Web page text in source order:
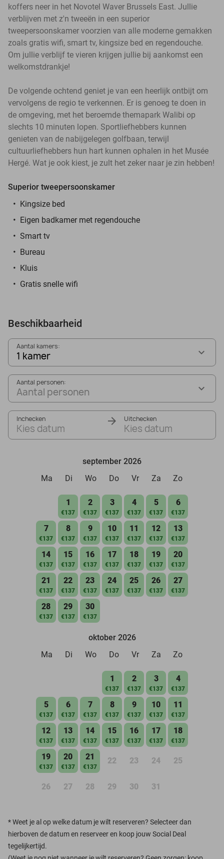
koffers neer in het Novotel Waver Brussels East. Jullie
verblijven met z'n tweeën in een superior
tweepersoonskamer voorzien van alle moderne gemakken
zoals gratis wifi, smart tv, kingsize bed en regendouche.
Om jullie verblijf te vieren krijgen jullie bij aankomst een
welkomstdrankje!
De volgende ochtend geniet je van een heerlijk ontbijt om
vervolgens de regio te verkennen. Er is genoeg te doen in
de omgeving, met het beroemde themapark Walibi op
slechts 10 minuten lopen. Sportliefhebbers kunnen
genieten van de nabijgelegen golfbaan, terwijl
cultuurliefhebbers hun hart kunnen ophalen in het Musée
Hergé. Wat je ook kiest, je zult het zeker naar je zin hebben!
Superior tweepersoonskamer
Kingsize bed
Eigen badkamer met regendouche
Smart tv
Bureau
Kluis
Gratis snelle wifi
Beschikbaarheid
Aantal kamers:
1 kamer
Aantal personen:
Aantal personen
Inchecken
Kies datum
Uitchecken
Kies datum
september 2026
Ma
Di Wo Do Vr Za Zo
1
€137
2
€137
3
€137
4
€137
5
€137
6
€137
7
€137
8
€137
9
€137
10
€137
11
€137
12
€137
13
€137
14
€137
15
€137
16
€137
17
€137
18
€137
19
€137
20
€137
21
€137
22
€137
23
€137
24
€137
25
€137
26
€137
27
€137
28
€137
29
€137
30
€137
oktober 2026
Ma
Di Wo Do Vr Za Zo
1
€137
2
€137
3
€137
4
€137
5
€137
6
€137
7
€137
8
€137
9
€137
10
€137
11
€137
12
€137
13
€137
14
€137
15
€137
16
€137
17
€137
18
€137
19
€137
20
€137
21
€137
22 23 24 25
26 27 28 29 30 31
*Weet je al op welke datum je wilt reserveren? Selecteer dan
hierboven de datum en reserveer en koop jouw Social Deal
tegelijkertijd.